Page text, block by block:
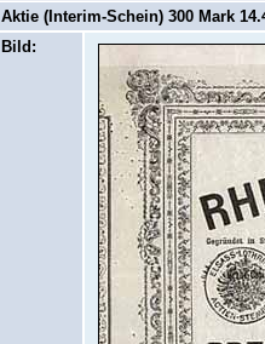
Aktie (Interim-Schein) 300 Mark
Bild: